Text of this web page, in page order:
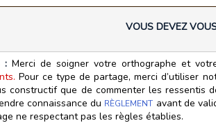
VOUS DEVEZ
:Merci de soigner votre orthographe et
Pour ce type de partage, merci d’utiliser
constructif que de commenter les ressentis
connaissance du RÈGLEMENT avant de
ne respectant pas les règles établies.